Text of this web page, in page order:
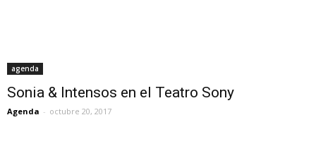
agenda
Sonia & Intensos en el Teatro Sony
Agenda - octubre 20, 2017